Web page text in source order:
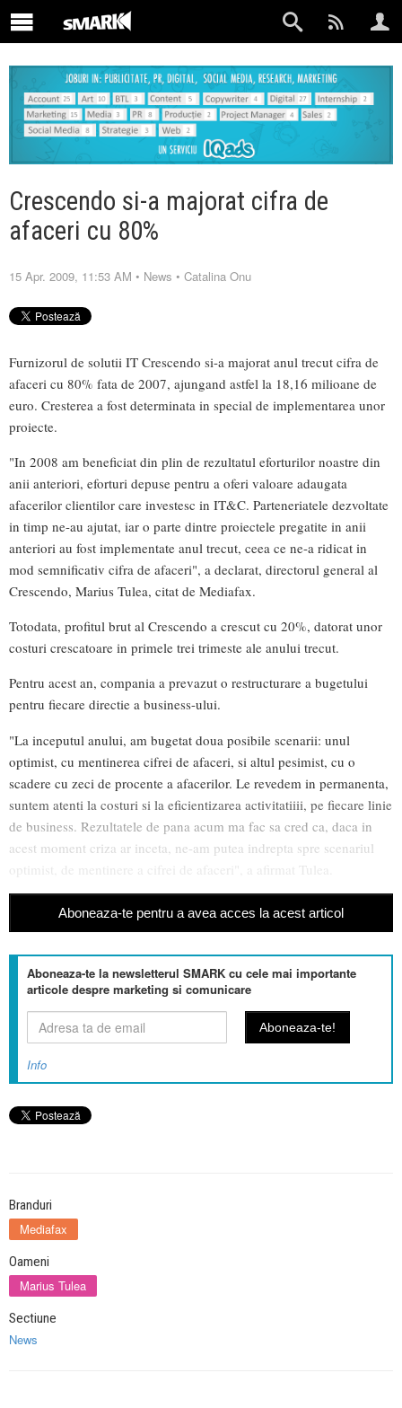
Crescendo si-a majorat cifra de
afaceri cu 80%
15 Apr. 2009, 11:53 AM • News • Catalina Onu
Furnizorul de solutii IT Crescendo si-a majorat anul trecut cifra de
afaceri cu 80% fata de 2007, ajungand astfel la 18,16 milioane de
euro. Cresterea a fost determinata in special de implementarea unor
proiecte.
"In 2008 am beneficiat din plin de rezultatul eforturilor noastre din
anii anteriori, eforturi depuse pentru a oferi valoare adaugata
afacerilor clientilor care investesc in IT&C. Parteneriatele dezvoltate
in timp ne-au ajutat, iar o parte dintre proiectele pregatite in anii
anteriori au fost implementate anul trecut, ceea ce ne-a ridicat in
mod semnificativ cifra de afaceri", a declarat, directorul general al
Crescendo, Marius Tulea, citat de Mediafax.
Totodata, profitul brut al Crescendo a crescut cu 20%, datorat unor
costuri crescatoare in primele trei trimeste ale anului trecut.
Pentru acest an, compania a prevazut o restructurare a bugetului
pentru fiecare directie a business-ului.
"La inceputul anului, am bugetat doua posibile scenarii: unul
optimist, cu mentinerea cifrei de afaceri, si altul pesimist, cu o
scadere cu zeci de procente a afacerilor. Le revedem in permanenta,
suntem atenti la costuri si la eficientizarea activitatiiii, pe fiecare linie
de business. Rezultatele de pana acum ma fac sa cred ca, daca in
acest moment criza ar inceta, ne-am putea indrepta spre scenariul
optimist, de mentinere a cifrei de afaceri", a afirmat Tulea.
Aboneaza-te pentru a avea acces la acest articol
Aboneaza-te la newsletterul SMARK cu cele mai importante
articole despre marketing si comunicare
Info
Branduri
Mediafax
Oameni
Marius Tulea
Sectiune
News